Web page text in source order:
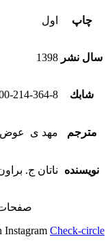
چاپ اول
سال نشر 1398
شابك 214-364-8
مترجم مهد ی ‍ عوض
نویسنده ناتان ج.
Instagram Check-circle